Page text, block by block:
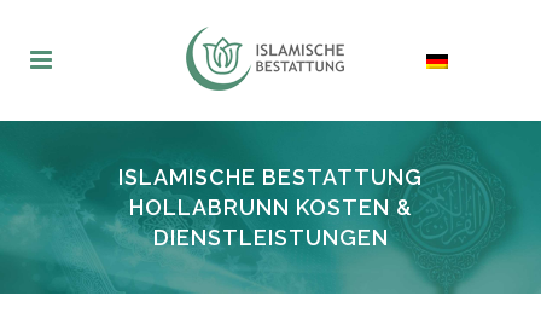
ISLAMISCHE BESTATTUNG
HOLLABRUNN KOSTEN &
DIENSTLEISTUNGEN